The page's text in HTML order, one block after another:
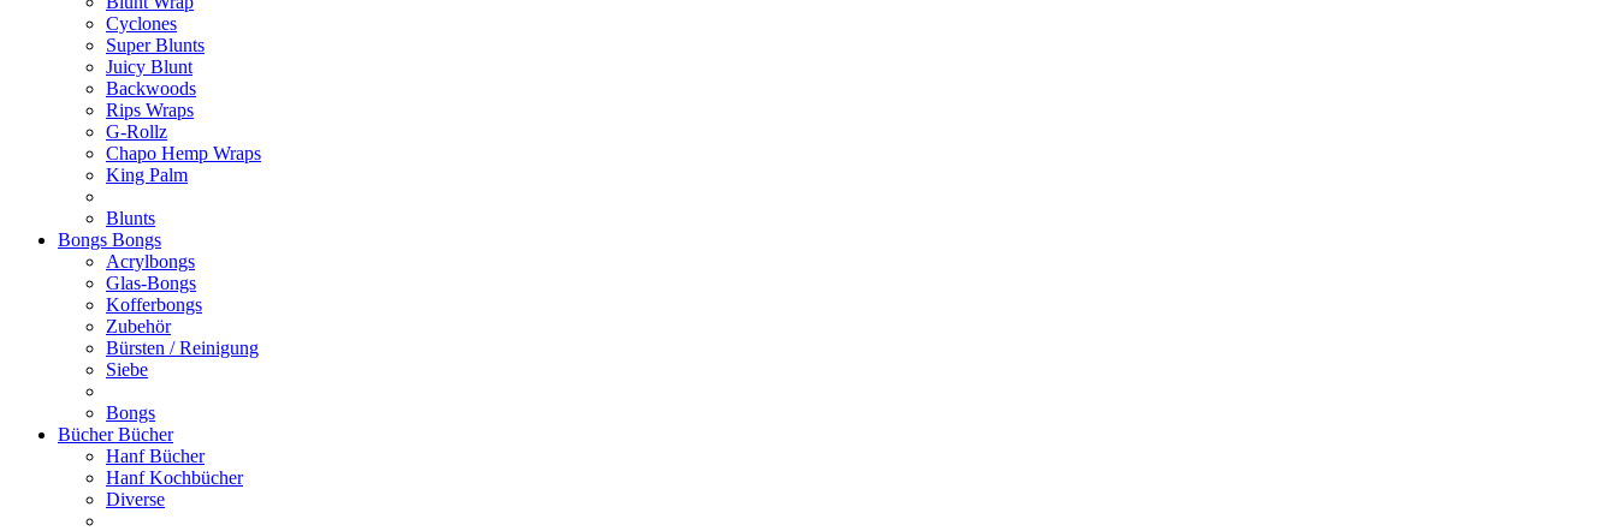
Cyclones
Super Blunts
Juicy Blunt
Backwoods
Rips Wraps
G-Rollz
Chapo Hemp Wraps
King Palm
Blunts
Bongs Bongs
Acrylbongs
Glas-Bongs
Kofferbongs
Zubehör
Bürsten / Reinigung
Siebe
Bongs
BücherBücher
Hanf Bücher
Hanf Kochbücher
Diverse